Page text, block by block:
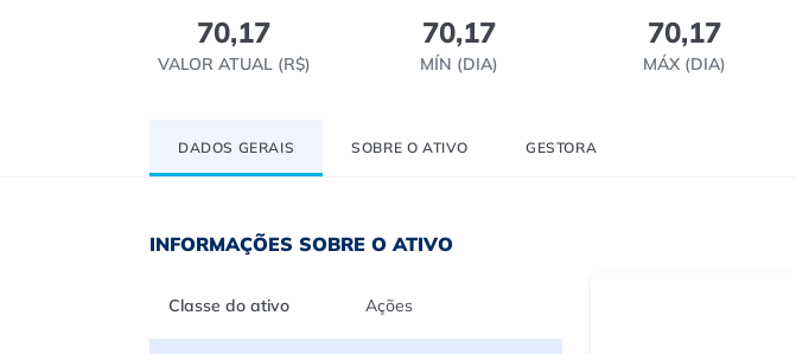
70,17
VALOR ATUAL (R$)
70,17
MÍN (DIA)
70,17
MÁX (DIA)
DADOS GERAIS SOBRE O ATIVO GESTORA
INFORMAÇÕES SOBRE O ATIVO
Classe do ativo Ações